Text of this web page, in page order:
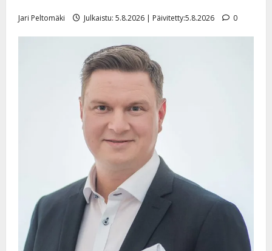
Jari Peltomäki Julkaistu: 5.8.2026 | Päivitetty:5.8.2026 0